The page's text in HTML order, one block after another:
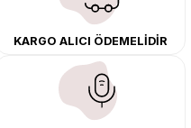
ömürlüdür. İstanbul’daki montaj
Türkiye’nin her yerine güvenli
değer katmak için doğru
KARGO ALICI ÖDEMELİDİR